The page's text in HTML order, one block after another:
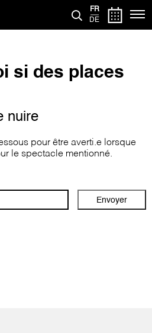
FR
DE
si des places
nuire
pour être averti.e lorsque
le spectacle mentionné.